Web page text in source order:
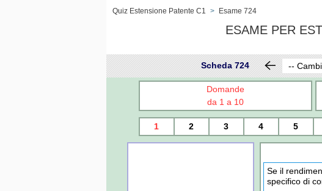
Quiz Estensione Patente C1 > Esame 724
ESAME PER
Scheda 724
Domande
da 1 a 10
1 2 3 4 5
Se il
specifico di